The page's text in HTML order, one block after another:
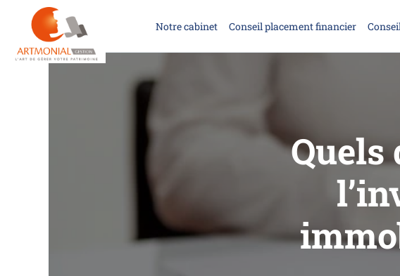
Notre cabinet Conseil placement financier